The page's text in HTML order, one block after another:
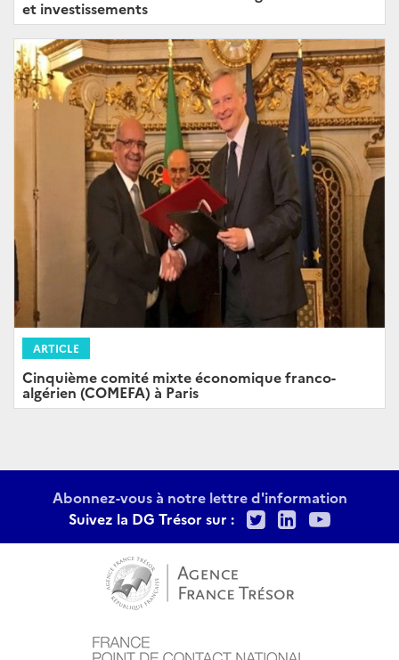
et investissements
ARTICLE
Cinquième comité mixte économique franco-
algérien (COMEFA) à Paris
Abonnez-vous à notre lettre d'information
Suivez la DG Trésor sur :
TwitterLinkedIn